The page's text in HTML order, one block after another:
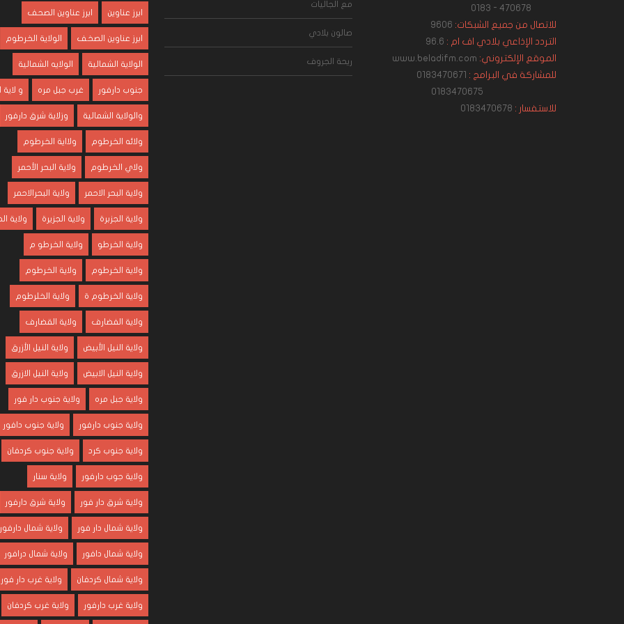
للاتصال من جميع الشبكات:
التردد الإذاعي بلادي اف ام :
الموقع الإلكتروني:
للمشاركة في البرامج :
للاستفسار :
مع الجاليات
صالون بلادي
ريحة الجروف
ابرز عناوين ابرز عناوين الصحف
ابرز عناوين الصخف الولاية الخرطوم
الولاية الشمالية الولايه الشمالية
جنوب دارفور غرب جبل مره و
والولاية الشمالية وزلاية شرق دارفور
ولائه الخرطوم ولااية الخرطوم
ولاي الخرطوم ولاية البحر الأحمر
ولاية البحر الاحمر ولاية البحرالاحمر
ولاية الجزبرة ولاية الجزيرة ولاية
ولاية الخرطو ولاية الخرطو م
ولاية الخرطوم ولاية الخرطوم
ولاية الخرطوم ة ولاية الخلرطوم
ولاية الفضارف ولاية القضارف
ولاية النيل الأبيض ولاية النيل الأزرق
ولاية النيل الابيض ولاية النيل الازرق
ولاية جبل مره ولاية جنوب دار فور
ولاية جنوب دارفور ولاية جنوب دافور
ولاية جنوب كرد ولاية جنوب كردفان
ولاية جوب دارفور ولاية سنار
ولاية شرق دار فور ولاية شرق دارفور
ولاية شمال دار فور ولاية شمال دارفور
ولاية شمال دافور ولاية شمال درافور
ولاية شمال كردفان ولاية غرب دار فور
ولاية غرب دارفور ولاية غرب كردفان